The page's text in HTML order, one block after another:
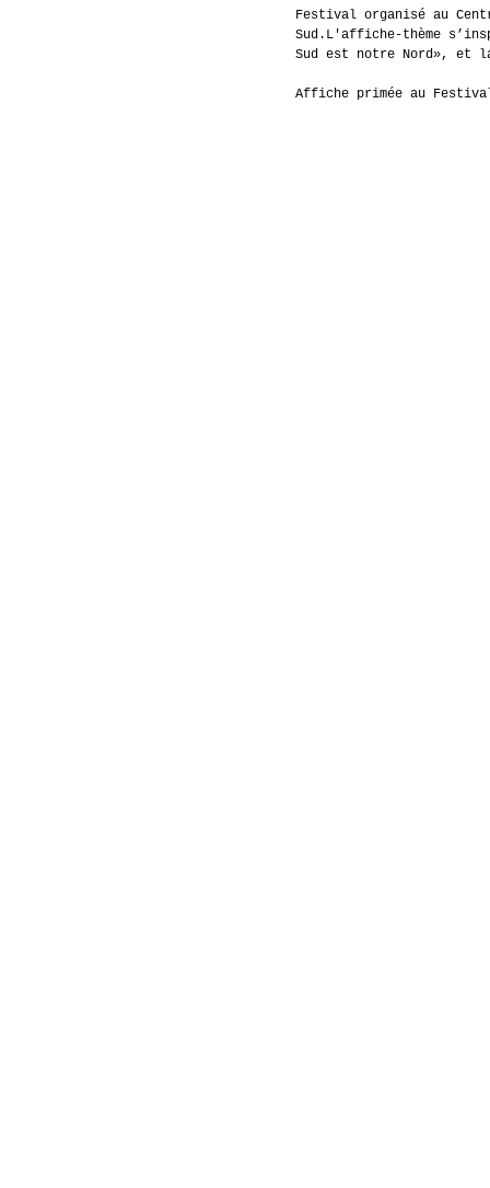
Festival organisé au
Sud.L'affiche-thème
Sud est notre Nord», et
Affiche primée au